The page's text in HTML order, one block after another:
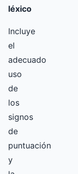
léxico
Incluye
el
adecuado
uso
de
los
signos
de
puntuación
y